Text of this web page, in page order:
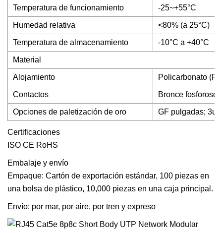
Temperatura de funcionamiento -25~+55°C
Humedad relativa <80% (a 25°C)
Temperatura de almacenamiento -10°C a +40°C
Material
Alojamiento Policarbonato
Contactos Bronce fosforoso
Opciones de paletización de oro GF pulgadas; 3u
Certificaciones
ISO CE RoHS
Embalaje y envío
Empaque: Cartón de exportación estándar, 100 piezas en
una bolsa de plástico, 10,000 piezas en una caja principal.
Envío: por mar, por aire, por tren y expreso